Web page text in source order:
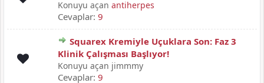
Konuyu açan antiherpes
Cevaplar: 9
Squarex Kremiyle Uçuklara Son: Faz 3
Klinik Çalışması Başlıyor!
Konuyu açan jimmmy
Cevaplar: 9